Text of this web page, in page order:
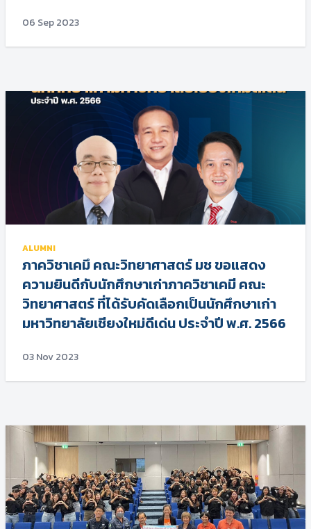
06 Sep 2023
ALUMNI
ภาควิชาเคมึ คณะวิทยาศาสตร์ มช ขอแสดง
ความยินดีกับนักศึกษาเก่าภาควิชาเคมี คณะ
วิทยาศาสตร์ ที่ได้รับคัดเลือกเป็นนักศึกษาเก่า
มหาวิทยาลัยเชียงใหม่ดีเด่น ประจำปี พ.ศ. 2566
03 Nov 2023